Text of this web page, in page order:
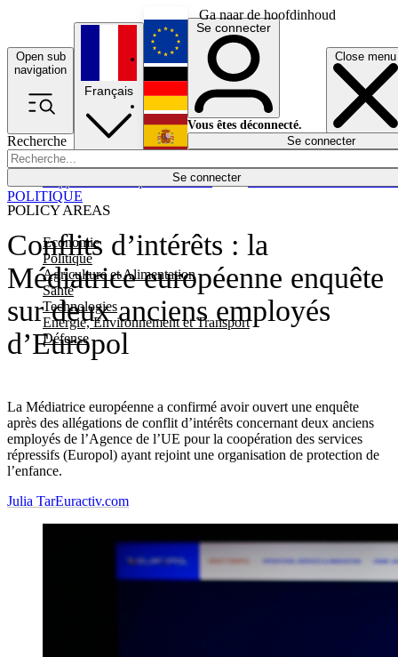
Ga naar de hoofdinhoud
Open sub
navigation
Close menu
Recherche
Se connecter
POLICY AREAS
Economie
Politique
Agriculture et Alimentation
Santé
Technologies
Energie, Environnement et Transport
Défense
Économie
Français
English
Deutsch
Español
Se connecter
Vous êtes déconnecté.
Se connecter
Conflits d’intérêts : la
Médiatrice européenne enquête
sur deux anciens employés
d’Europol
La Médiatrice européenne a confirmé avoir ouvert une enquête
après des allégations de conflit d’intérêts concernant deux anciens
employés de l’Agence de l’UE pour la coopération des services
répressifs (Europol) ayant rejoint une organisation de protection de
l’enfance.
POLITIQUE
Julia TarEuractiv.com